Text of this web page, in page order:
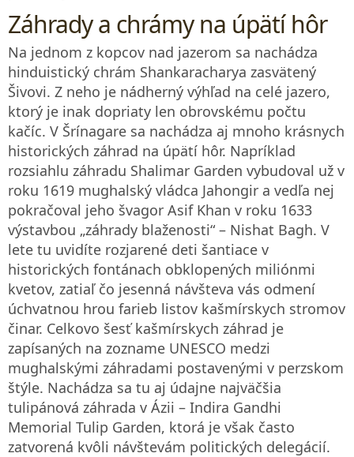
Záhrady a chrámy na úpätí hôr
Na jednom z kopcov nad jazerom sa nachádza
hinduistický chrám Shankaracharya zasvätený
Šivovi. Z neho je nádherný výhľad na celé jazero,
ktorý je inak dopriaty len obrovskému počtu
kačíc. V Šrínagare sa nachádza aj mnoho krásnych
historických záhrad na úpätí hôr. Napríklad
rozsiahlu záhradu Shalimar Garden vybudoval už v
roku 1619 mughalský vládca Jahongir a vedľa nej
pokračoval jeho švagor Asif Khan v roku 1633
výstavbou „záhrady blaženosti“ – Nishat Bagh. V
lete tu uvidíte rozjarené deti šantiace v
historických fontánach obklopených miliónmi
kvetov, zatiaľ čo jesenná návšteva vás odmení
úchvatnou hrou farieb listov kašmírskych stromov
činar. Celkovo šesť kašmírskych záhrad je
zapísaných na zozname UNESCO medzi
mughalskými záhradami postavenými v perzskom
štýle. Nachádza sa tu aj údajne najväčšia
tulipánová záhrada v Ázii – Indira Gandhi
Memorial Tulip Garden, ktorá je však často
zatvorená kvôli návštevám politických delegácií.